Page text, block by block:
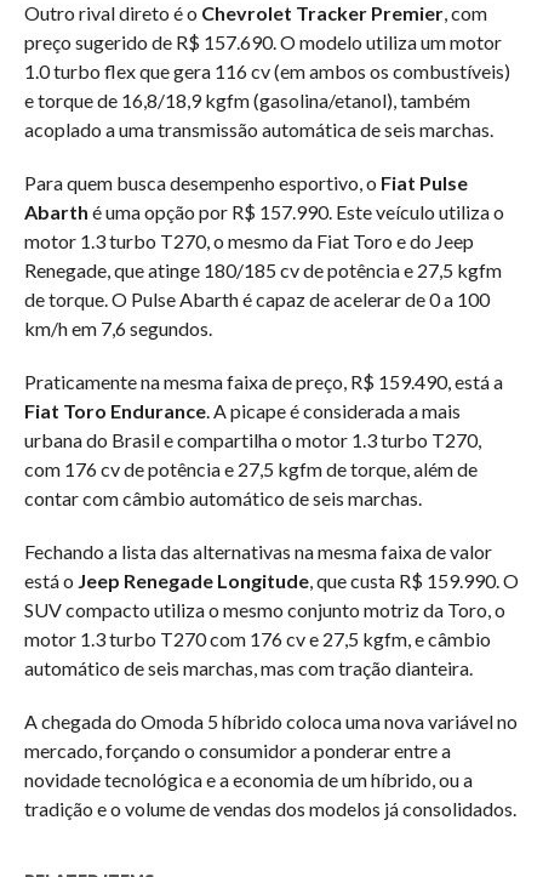
Outro rival direto é o Chevrolet Tracker Premier, com
preço sugerido de R$ 157.690. O modelo utiliza um motor
1.0 turbo flex que gera 116 cv (em ambos os combustíveis)
e torque de 16,8/18,9 kgfm (gasolina/etanol), também
acoplado a uma transmissão automática de seis marchas.
Para quem busca desempenho esportivo, o Fiat Pulse
Abarth é uma opção por R$ 157.990. Este veículo utiliza o
motor 1.3 turbo T270, o mesmo da Fiat Toro e do Jeep
Renegade, que atinge 180/185 cv de potência e 27,5 kgfm
de torque. O Pulse Abarth é capaz de acelerar de 0 a 100
km/h em 7,6 segundos.
Praticamente na mesma faixa de preço, R$ 159.490, está a
Fiat Toro Endurance. A picape é considerada a mais
urbana do Brasil e compartilha o motor 1.3 turbo T270,
com 176 cv de potência e 27,5 kgfm de torque, além de
contar com câmbio automático de seis marchas.
Fechando a lista das alternativas na mesma faixa de valor
está o Jeep Renegade Longitude, que custa R$ 159.990. O
SUV compacto utiliza o mesmo conjunto motriz da Toro, o
motor 1.3 turbo T270 com 176 cv e 27,5 kgfm, e câmbio
automático de seis marchas, mas com tração dianteira.
A chegada do Omoda 5 híbrido coloca uma nova variável no
mercado, forçando o consumidor a ponderar entre a
novidade tecnológica e a economia de um híbrido, ou a
tradição e o volume de vendas dos modelos já consolidados.